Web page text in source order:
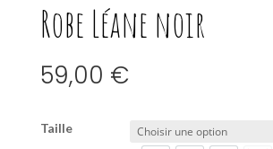
Robe Léane noir
59,00 €
Taille